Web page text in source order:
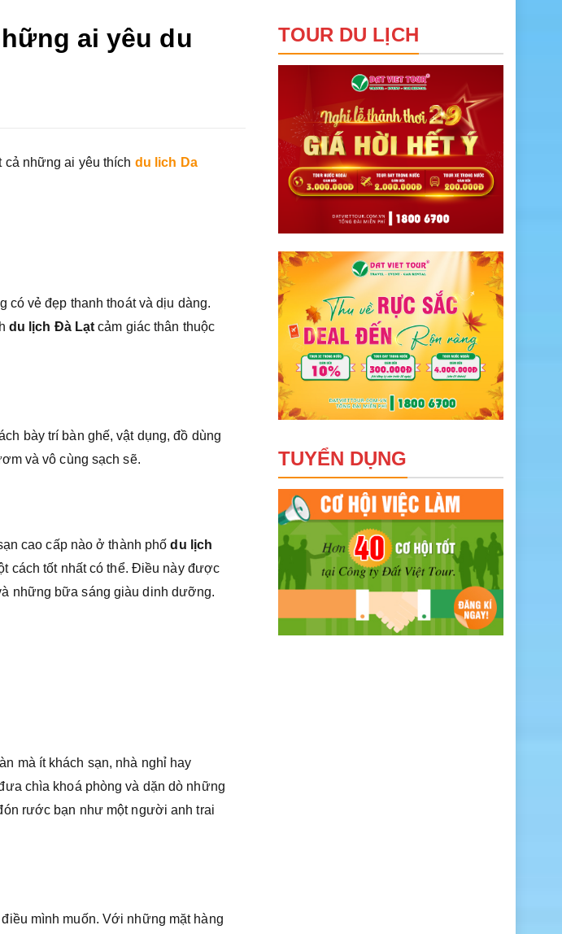
ai yêu du
những ai yêu thích du lich Da
có vẻ đẹp thanh thoát và dịu dàng.
du lịch Đà Lạt cảm giác thân thuộc
bày trí bàn ghế, vật dụng, đồ dùng
và vô cùng sạch sẽ.
cao cấp nào ở thành phốdu lịch
cách tốt nhất có thể. Điều này được
những bữa sáng giàu dinh dưỡng.
mà ít khách sạn, nhà nghỉ hay
chìa khoá phòng và dặn dò những
rước bạn như một người anh trai
mình muốn. Với những mặt hàng
TOUR DU LỊCH
TUYỂN DỤNG